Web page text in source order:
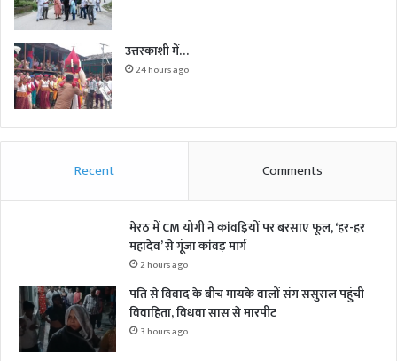
उत्तरकाशी में…
24 hours ago
Recent Comments
मेरठ में CM योगी ने कांवड़ियों पर बरसाए फूल, ‘हर-हर
महादेव’ से गूंजा कांवड़ मार्ग
2 hours ago
पति से विवाद के बीच मायके वालों संग ससुराल पहुंची
विवाहिता, विधवा सास से मारपीट
3 hours ago